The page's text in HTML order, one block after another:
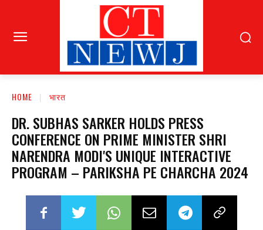
HOME भारत
DR. SUBHAS SARKER HOLDS PRESS
CONFERENCE ON PRIME MINISTER SHRI
NARENDRA MODI'S UNIQUE INTERACTIVE
PROGRAM – PARIKSHA PE CHARCHA 2024